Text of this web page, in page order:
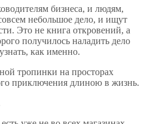
бизнеса, и людям,
небольшое дело, и ищут
Это не книга откровений, а
получилось наладить дело
как именно.
тропинки на просторах
приключения длиною в жизнь.